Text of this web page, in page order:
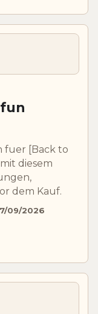
fuer [Back to
diesem
dem Kauf.
09/2026